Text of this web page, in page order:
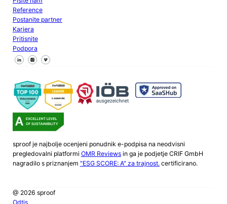
Reference
Postanite partner
Kariera
Pritisnite
Podpora
Sledite nam na Facebooku
Sledite nam na X
Sledite nam na LinkedInu
sproof je najbolje ocenjeni ponudnik e-podpisa na neodvisni
pregledovalni platformi OMR Reviewsin ga je podjetje CRIF GmbH
nagradilo s priznanjem "ESG SCORE: A" za trajnost. certificirano.
@ 2026 sproof
Odtis